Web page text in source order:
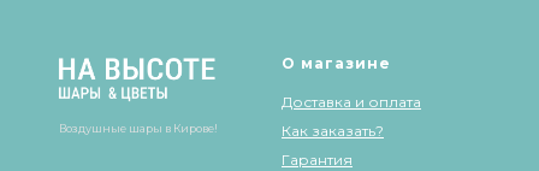
О магазине
Доставка и оплата
Как заказать?
Гарантия
Воздушные шары в Кирове!